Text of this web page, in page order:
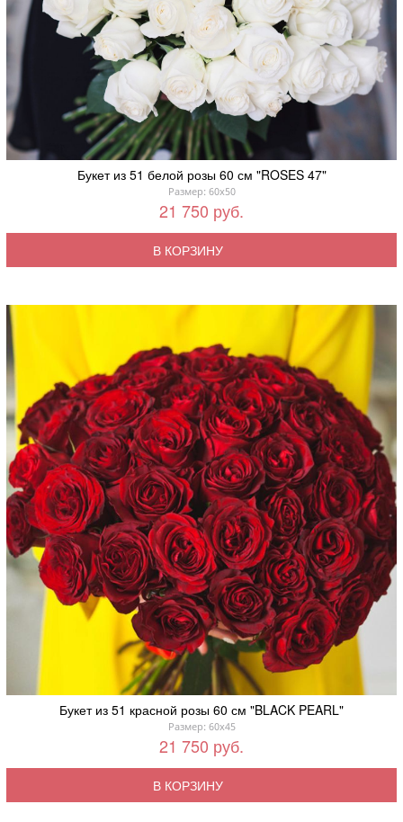
Букет из 51 белой розы 60 см "ROSES 47"
Размер: 60x50
21 750 руб.
В КОРЗИНУ
Букет из 51 красной розы 60 см "BLACK PEARL"
Размер: 60x45
21 750 руб.
В КОРЗИНУ